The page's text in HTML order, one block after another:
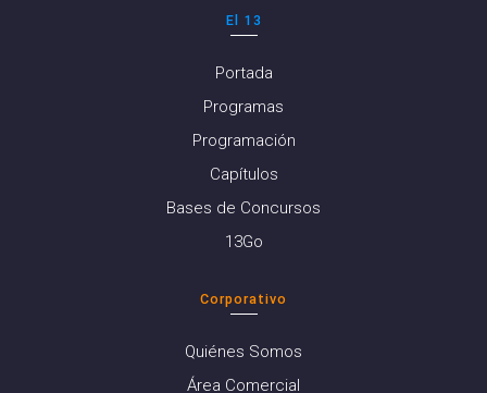
El 13
Portada
Programas
Programación
Capítulos
Bases de Concursos
13Go
Corporativo
Quiénes Somos
Área Comercial